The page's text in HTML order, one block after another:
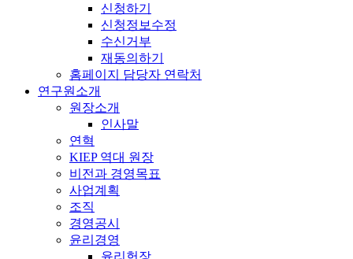
신청하기
신청정보수정
수신거부
재동의하기
홈페이지 담당자 연락처
연구원소개
원장소개
인사말
연혁
KIEP 역대 원장
비전과 경영목표
사업계획
조직
경영공시
윤리경영
윤리헌장